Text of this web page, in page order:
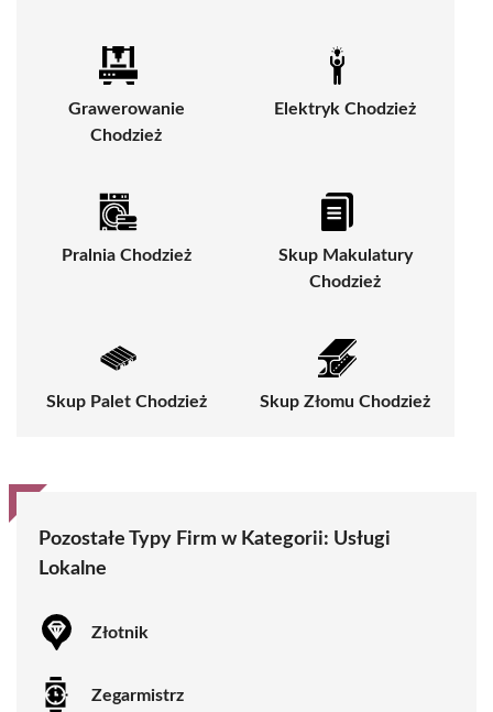
Grawerowanie
Chodzież
Elektryk Chodzież
Pralnia Chodzież
Skup Makulatury
Chodzież
Skup Palet Chodzież Skup Złomu Chodzież
Pozostałe Typy Firm w Kategorii: Usługi
Lokalne
Złotnik
Zegarmistrz